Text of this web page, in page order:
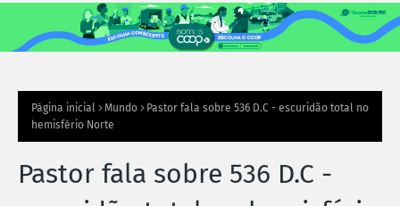
Página inicial Mundo
Pastor fala sobre 536 D.C - escuridão total no
hemisfério Norte
Pastor fala sobre 536 D.C -